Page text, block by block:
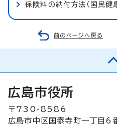
保険料の納付方法（国民健
前のページへ戻る
広島市役所
〒730-8586
広島市中区国泰寺町一丁目6